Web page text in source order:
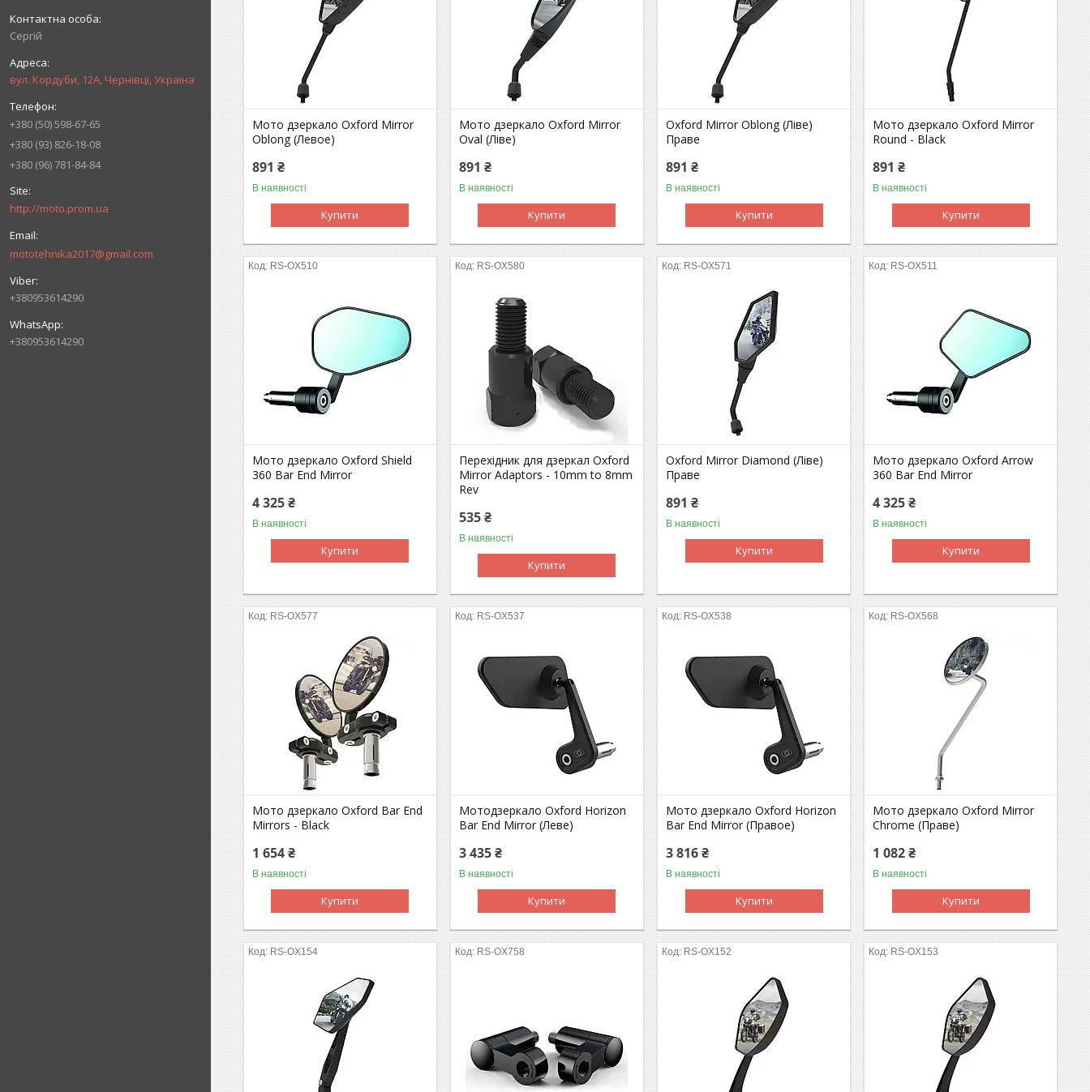
Сергій
вул. Кордуби, 12А, Чернівці, Україна
+380 (50) 598-67-65
+380 (93) 826-18-08
+380 (96) 781-84-84
http://moto.prom.ua
mototehnika2017@gmail.com
+380953614290
+380953614290
Мото дзеркало Oxford Mirror
Oblong (Левое)
891 ₴
В наявності
Купити
Мото дзеркало Oxford Mirror
Oval (Ліве)
891 ₴
В наявності
Купити
Oxford Mirror Oblong (Ліве)
Праве
891 ₴
В наявності
Купити
Мото дзеркало Oxford Mirror
Round - Black
891 ₴
В наявності
Купити
RS-OX510
Мото дзеркало Oxford Shield
360 Bar End Mirror
4 325 ₴
В наявності
Купити
RS-OX580
Перехідник для дзеркал Oxford
Mirror Adaptors - 10mm to 8mm
Rev
535 ₴
В наявності
Купити
RS-OX571
Oxford Mirror Diamond (Ліве)
Праве
891 ₴
В наявності
Купити
RS-OX511
Мото дзеркало Oxford Arrow
360 Bar End Mirror
4 325 ₴
В наявності
Купити
RS-OX577
Мото дзеркало Oxford Bar End
Mirrors - Black
1 654 ₴
В наявності
Купити
RS-OX537
Мотодзеркало Oxford Horizon
Bar End Mirror (Леве)
3 435 ₴
В наявності
Купити
RS-OX538
Мото дзеркало Oxford Horizon
Bar End Mirror (Правое)
3 816 ₴
В наявності
Купити
RS-OX568
Мото дзеркало Oxford Mirror
Chrome (Праве)
1 082 ₴
В наявності
Купити
RS-OX154 RS-OX758 RS-OX152 RS-OX153